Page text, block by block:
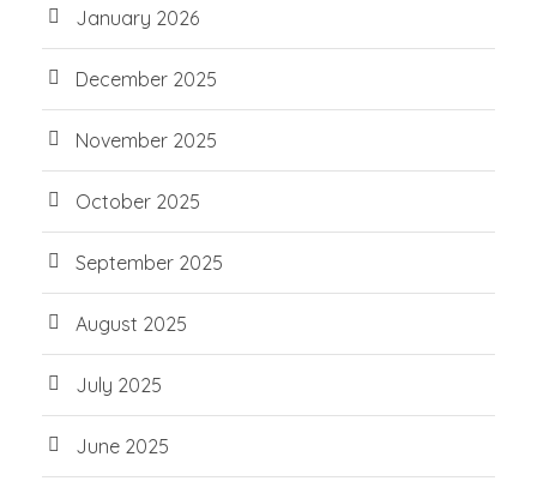
January 2026
December 2025
November 2025
October 2025
September 2025
August 2025
July 2025
June 2025